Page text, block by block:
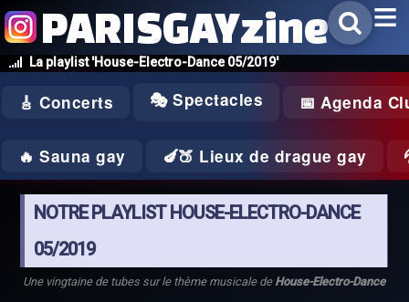
La playlist 'House-Electro-Dance 05/2019'
PARISGAYzine
🎸 Concerts 🎭 Spectacles 📅 Agenda
🔥 Sauna gay 🍆🍑 Lieux de drague gay
NOTRE PLAYLIST HOUSE-ELECTRO-DANCE
05/2019
Une vingtaine de tubes sur le thème musicale de House-Electro-Dance